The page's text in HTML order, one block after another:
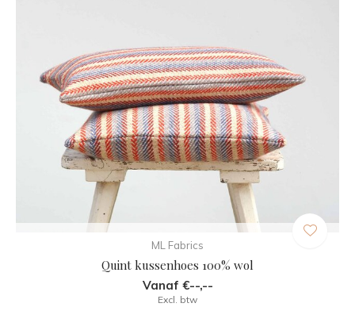
ML Fabrics
Quint kussenhoes 100% wol
Vanaf €--,--
Excl. btw